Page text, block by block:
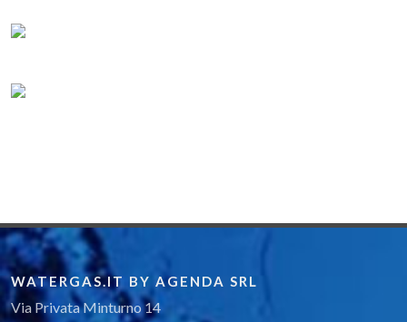
WATERGAS.IT BY AGENDA SRL
Via Privata Minturno 14